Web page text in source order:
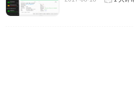
程中的各种指标。